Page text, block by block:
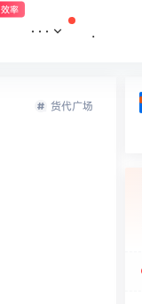
效率
··· .
货代广场